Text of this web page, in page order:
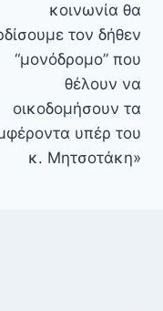
κοινωνία θα
τον δήθεν
“μονόδρομο” που
θέλουν να
οικοδομήσουν τα
υπέρ του
κ. Μητσοτάκη»